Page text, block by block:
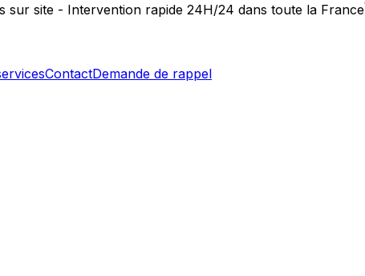
sur site - Intervention rapide 24H/24 dans toute la France
ContactDemande de rappel